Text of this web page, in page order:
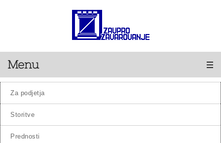
Menu
za podjetja
storitve
prednosti